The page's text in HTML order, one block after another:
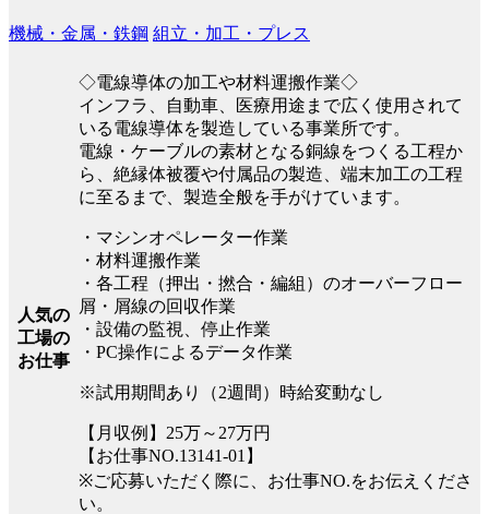
機械・金属・鉄鋼 組立・加工・プレス
人気の
工場の
お仕事
◇電線導体の加工や材料運搬作業◇
インフラ、自動車、医療用途まで広く使用されて
いる電線導体を製造している事業所です。
電線・ケーブルの素材となる銅線をつくる工程か
ら、絶縁体被覆や付属品の製造、端末加工の工程
に至るまで、製造全般を手がけています。
・マシンオペレーター作業
・材料運搬作業
・各工程（押出・撚合・編組）のオーバーフロー
屑・屑線の回収作業
・設備の監視、停止作業
・PC操作によるデータ作業
※試用期間あり（2週間）時給変動なし
【月収例】25万～27万円
【お仕事NO.13141-01】
※ご応募いただく際に、お仕事NO.をお伝えくださ
い。